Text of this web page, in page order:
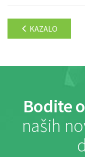
KAZALO
Bodite
naših